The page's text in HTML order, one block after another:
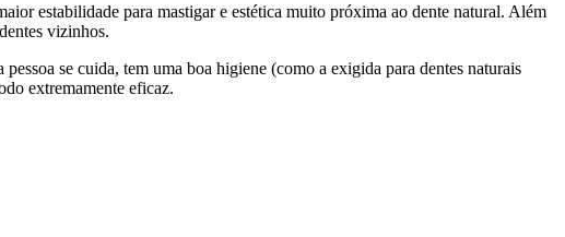
estabilidade para mastigar e estética muito próxima ao dente natural. Além
vizinhos.
se cuida, tem uma boa higiene (como a exigida para dentes naturais
extremamente eficaz.